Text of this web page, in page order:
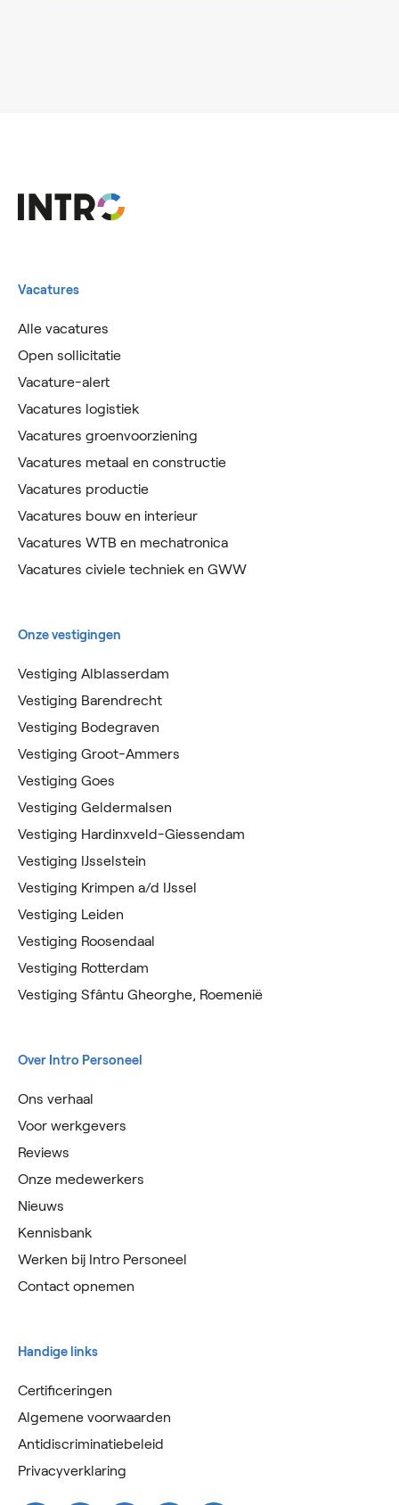
Vacatures
Alle vacatures
Open sollicitatie
Vacature-alert
Vacatures logistiek
Vacatures groenvoorziening
Vacatures metaal en constructie
Vacatures productie
Vacatures bouw en interieur
Vacatures WTB en mechatronica
Vacatures civiele techniek en GWW
Onze vestigingen
Vestiging Alblasserdam
Vestiging Barendrecht
Vestiging Bodegraven
Vestiging Groot-Ammers
Vestiging Goes
Vestiging Geldermalsen
Vestiging Hardinxveld-Giessendam
Vestiging IJsselstein
Vestiging Krimpen a/d IJssel
Vestiging Leiden
Vestiging Roosendaal
Vestiging Rotterdam
Vestiging Sfântu Gheorghe, Roemenië
Over Intro Personeel
Ons verhaal
Voor werkgevers
Reviews
Onze medewerkers
Nieuws
Kennisbank
Werken bij Intro Personeel
Contact opnemen
Handige links
Certificeringen
Algemene voorwaarden
Antidiscriminatiebeleid
Privacyverklaring